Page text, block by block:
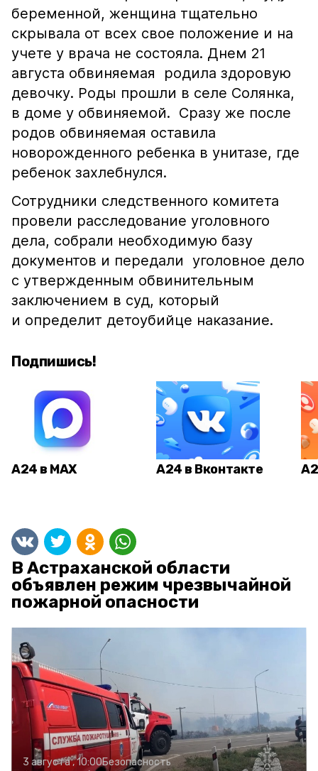
беременной, женщина тщательно
скрывала от всех свое положение и на
учете у врача не состояла. Днем 21
августа обвиняемая родила здоровую
девочку. Роды прошли в селе Солянка,
в доме у обвиняемой. Сразу же после
родов обвиняемая оставила
новорожденного ребенка в унитазе, где
ребенок захлебнулся.
Сотрудники следственного комитета
провели расследование уголовного
дела, собрали необходимую базу
документов и передали уголовное дело
с утвержденным обвинительным
заключением в суд, который
и определит детоубийце наказание.
Подпишись!
А24 в MAX А24 в Вконтакте
В Астраханской области
объявлен режим чрезвычайной
пожарной опасности
3 августа , 10:00Безопасность